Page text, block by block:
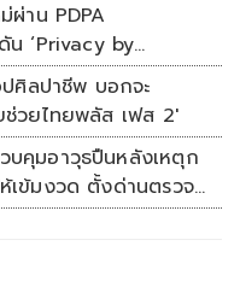
ผ่าน PDPA
‘Privacy by
ชันคุ้มครองข้อมูลส่วน
ศิลปาชีพ บอกจะ
วยไทยพลัส เฟส 2'
บคุมอาวุธปืนหลังเหตุก
เข้มงวด ตั้งด่านตรวจ